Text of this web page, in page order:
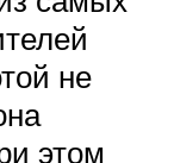
не
этом